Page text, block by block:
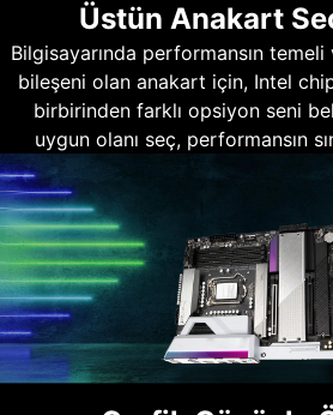
Üstün Anakart
Bilgisayarında performansın
bileşeni olan anakart için, Intel
birbirinden farklı opsiyon seni
uygun olanı seç, performansın